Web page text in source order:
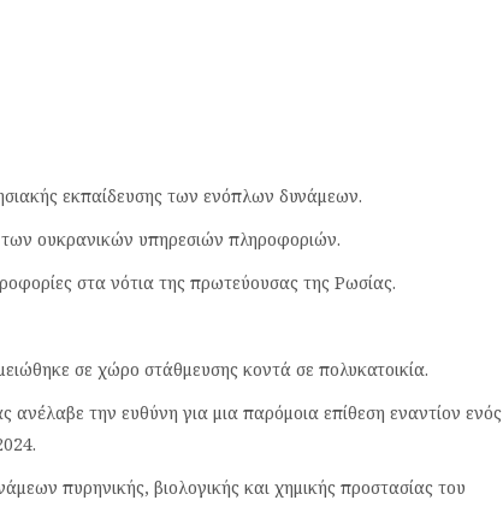
εκπαίδευσης των ενόπλων δυνάμεων.
των ουκρανικών υπηρεσιών πληροφοριών.
στα νότια της πρωτεύουσας της Ρωσίας.
σε χώρο στάθμευσης κοντά σε πολυκατοικία.
ανέλαβε την ευθύνη για μια παρόμοια επίθεση εναντίον ενός
πυρηνικής, βιολογικής και χημικής προστασίας του